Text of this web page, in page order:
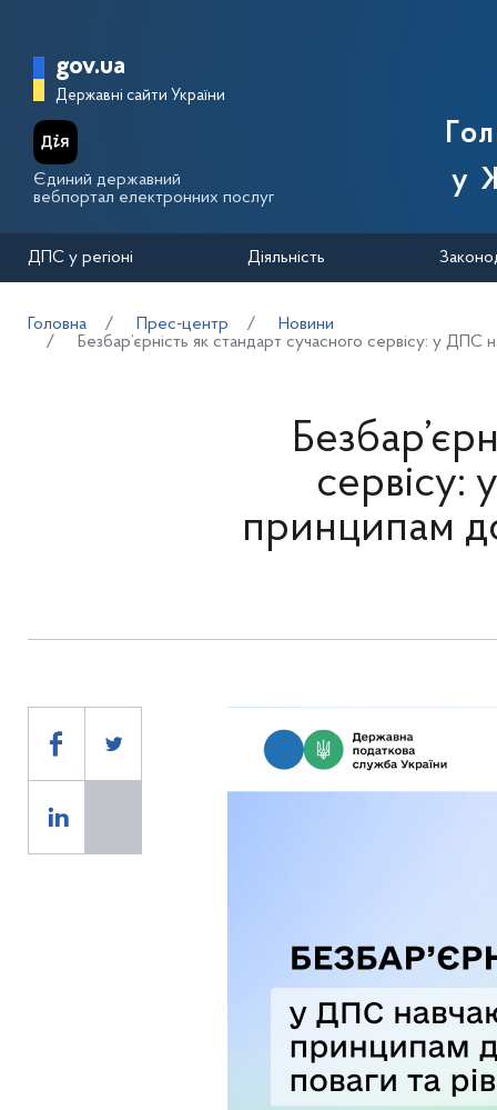
Головна сторінка Державної
gov.ua
Державні сайти України
Єдиний державний
вебпортал електронних послуг
у
ДПС у регіоні Діяльність
Головна Прес-центр
Новини
Безбар’єрність як стандарт сучасного сервісу: у ДПС
сервісу:
принципам